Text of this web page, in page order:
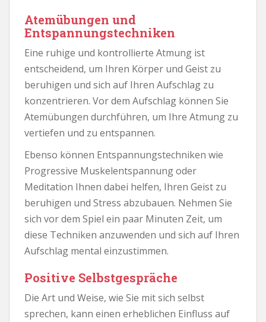
Atemübungen und
Entspannungstechniken
Eine ruhige und kontrollierte Atmung ist
entscheidend, um Ihren Körper und Geist zu
beruhigen und sich auf Ihren Aufschlag zu
konzentrieren. Vor dem Aufschlag können Sie
Atemübungen durchführen, um Ihre Atmung zu
vertiefen und zu entspannen.
Ebenso können Entspannungstechniken wie
Progressive Muskelentspannung oder
Meditation Ihnen dabei helfen, Ihren Geist zu
beruhigen und Stress abzubauen. Nehmen Sie
sich vor dem Spiel ein paar Minuten Zeit, um
diese Techniken anzuwenden und sich auf Ihren
Aufschlag mental einzustimmen.
Positive Selbstgespräche
Die Art und Weise, wie Sie mit sich selbst
sprechen, kann einen erheblichen Einfluss auf